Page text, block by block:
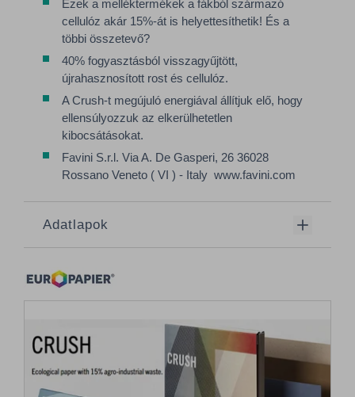
Ezek a melléktermékek a fákból származó
cellulóz akár 15%-át is helyettesíthetik! És a
többi összetevő?
40% fogyasztásból visszagyűjtött,
újrahasznosított rost és cellulóz.
A Crush-t megújuló energiával állítjuk elő, hogy
ellensúlyozzuk az elkerülhetetlen
kibocsátásokat.
Favini S.r.l. Via A. De Gasperi, 26 36028
Rossano Veneto ( VI ) - Italy www.favini.com
Adatlapok